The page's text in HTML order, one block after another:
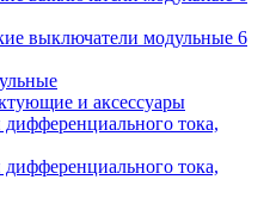
выключатели модульные 6
и аксессуары
тока,
тока,